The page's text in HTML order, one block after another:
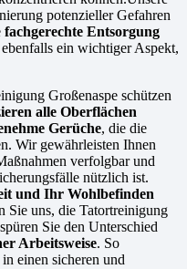
potenzieller Gefahren
fachgerechte Entsorgung
ein wichtiger Aspekt,
Großenaspe schützen
alle Oberflächen
Gerüche, die die
Wir gewährleisten Ihnen
verfolgbar und
nützlich ist.
und Ihr Wohlbefinden
Sie uns, die Tatortreinigung
Sie den Unterschied
Arbeitsweise. So
einen sicheren und